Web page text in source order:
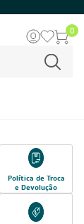
0
Política de Troca
e Devolução